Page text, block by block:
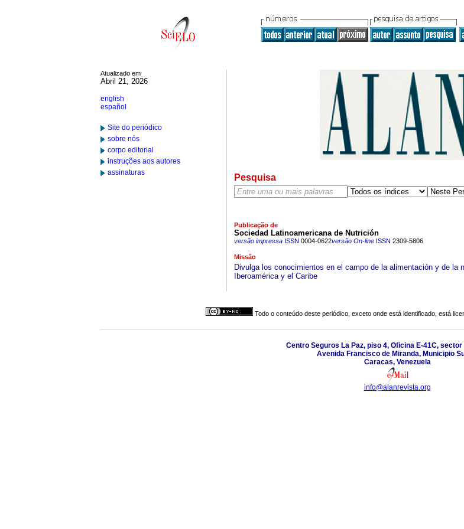
Atualizado em
Abril 21, 2026
english
español
Site do periódico
sobre nós
corpo editorial
instruções aos autores
assinaturas
Pesquisa
Publicação de
Sociedad Latinoamericana de Nutrición
versão impressaISSN 0004-0622versão On-lineISSN 2309-5806
Missão
Divulga los conocimientos en el campo de la alimentación y de la
Iberoamérica y el Caribe
Todo o conteúdo deste periódico, exceto onde está identificado, está
Centro Seguros La Paz, piso 4, Oficina E-41C,
Avenida Francisco de Miranda, Municipio
Caracas, Venezuela
info@alanrevista.org